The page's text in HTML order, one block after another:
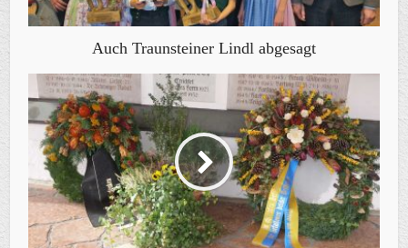
Auch Traunsteiner Lindl abgesagt